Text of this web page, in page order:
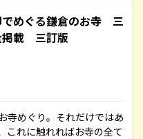
めぐる鎌倉のお寺 三
掲載 三訂版
寺めぐり。それだけではあ
これに触れればお寺の全て